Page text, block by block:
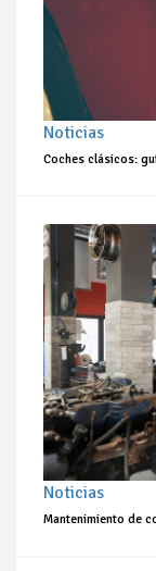
Noticias
Coches clásicos:
Noticias
Mantenimiento de